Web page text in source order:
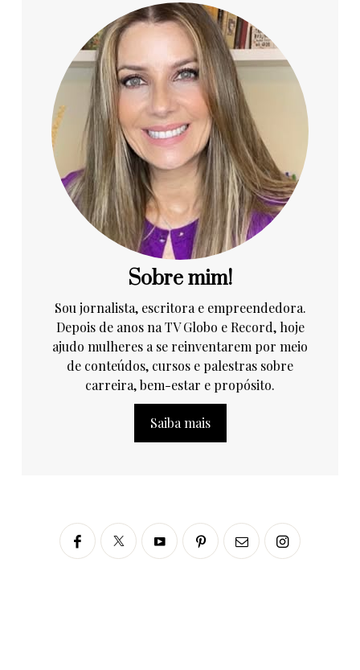
Sobre mim!
Sou jornalista, escritora e empreendedora.
Depois de anos na TV Globo e Record, hoje
ajudo mulheres a se reinventarem por meio
de conteúdos, cursos e palestras sobre
carreira, bem-estar e propósito.
Saiba mais